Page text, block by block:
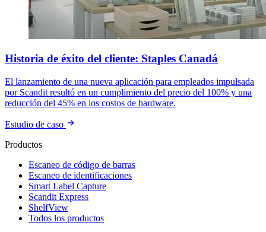
Historia de éxito del cliente: Staples Canadá
El lanzamiento de una nueva aplicación para empleados impulsada
por Scandit resultó en un cumplimiento del precio del 100% y una
reducción del 45% en los costos de hardware.
Estudio de caso
Productos
Escaneo de código de barras
Escaneo de identificaciones
Smart Label Capture
Scandit Express
ShelfView
Todos los productos